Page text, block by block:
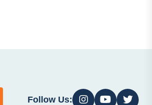
Follow Us: